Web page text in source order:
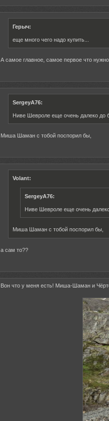
Герыч:
еще много чего надо купить...
А самое главное, самое первое что
SergeyA76:
Ниве Шевроле еще очень далеко до
Миша Шаман с тобой поспорил бы,
Volant:
SergeyA76:
Ниве Шевроле еще очень далеко
Миша Шаман с тобой поспорил бы,
а сам то??
Вон что у меня есть! Миша-Шаман и